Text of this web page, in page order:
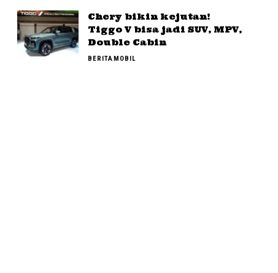
Chery bikin kejutan!
Tiggo V bisa jadi SUV, MPV,
Double Cabin
BERITAMOBIL